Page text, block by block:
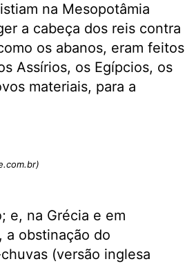
na Mesopotâmia
a cabeça dos reis contra
os abanos, eram feitos
Assírios, os Egípcios, os
materiais, para a
e, na Grécia e em
a obstinação do
(versão inglesa